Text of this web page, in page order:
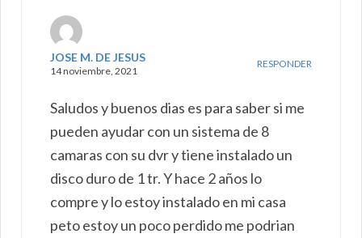
JOSE M. DE JESUS
14 noviembre, 2021
RESPONDER
Saludos y buenos dias es para saber si me
pueden ayudar con un sistema de 8
camaras con su dvr y tiene instalado un
disco duro de 1 tr. Y hace 2 años lo
compre y lo estoy instalado en mi casa
peto estoy un poco perdido me podrian